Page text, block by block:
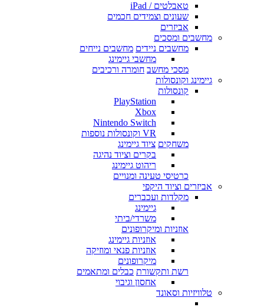
טאבלטים / iPad
שעונים וצמידים חכמים
אביזרים
מחשבים ומסכים
מחשבים ניידים מחשבים נייחים
מחשבי גיימינג
מסכי מחשב חומרה ורכיבים
גיימינג וקונסולות
קונסולות
PlayStation
Xbox
Nintendo Switch
VR וקונסולות נוספות
משחקים ציוד גיימינג
בקרים וציוד נהיגה
ריהוט גיימינג
כרטיסי טעינה ומנויים
אביזרים וציוד היקפי
מקלדות ועכברים
גיימינג
משרדי/ביתי
אוזניות ומיקרופונים
אוזניות גיימינג
אוזניות פנאי ומוזיקה
מיקרופונים
רשת ותקשורת כבלים ומתאמים
אחסון וגיבוי
טלוויזיות וסאונד